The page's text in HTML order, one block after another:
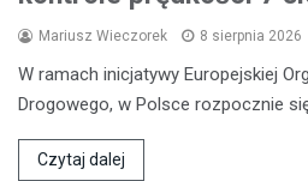
Mariusz Wieczorek 8 sierpnia 2026
W ramach inicjatywy Europejskiej
Drogowego, w Polsce rozpocznie
Czytaj dalej